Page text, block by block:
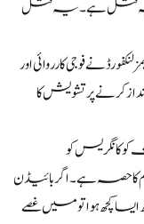
قتل ہے۔ یہ قتل
نے فوجی کارروائی اور
کرنے پر تشویش کا
کانگریس کو
حصہ ہے۔ اگر بائیڈن
کچھ ہوا تو میں غصے